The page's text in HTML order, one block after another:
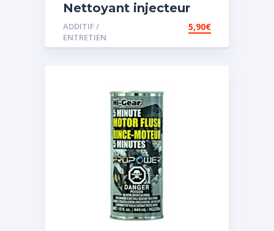
Nettoyant injecteur
diesel
ADDITIF /
ENTRETIEN
5,90€